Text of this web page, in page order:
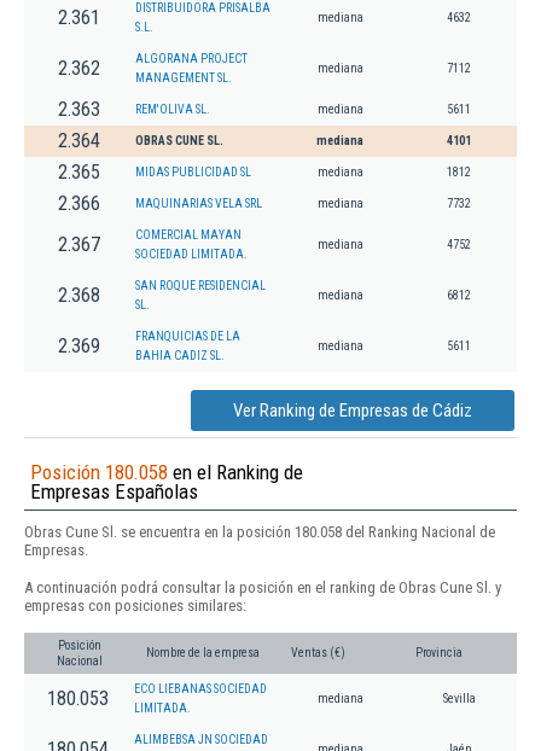
2.361
DISTRIBUIDORA PRISALBA
S.L.
mediana 4632
2.362
ALGORANA PROJECT
MANAGEMENT SL.
mediana 7112
2.363 REM'OLIVA SL. mediana 5611
2.364 OBRAS CUNE SL. mediana 4101
2.365 MIDAS PUBLICIDAD SL mediana 1812
2.366 MAQUINARIAS VELA SRL mediana 7732
2.367
COMERCIAL MAYAN
SOCIEDAD LIMITADA.
mediana 4752
2.368
SAN ROQUE RESIDENCIAL
SL.
mediana 6812
2.369
FRANQUICIAS DE LA
BAHIA CADIZ SL.
mediana 5611
Ver Ranking de Empresas de Cádiz
Posición 180.058 en el Ranking de
Empresas Españolas
Obras Cune Sl. se encuentra en la posición 180.058 del Ranking Nacional de
Empresas.
A continuación podrá consultar la posición en el ranking de Obras Cune Sl. y
empresas con posiciones similares:
Posición
Nacional
Nombre de la empresa Ventas (€) Provincia
180.053
ECO LIEBANAS SOCIEDAD
LIMITADA.
mediana Sevilla
ALIMBEBSA JN SOCIEDAD